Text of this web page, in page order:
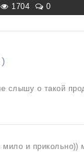
1704 0
слышу о такой
мило и